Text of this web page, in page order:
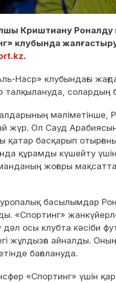
Криштиану Роналду
клубында
.
Наср» клубындағы
талқылануда, солардың
мәліметінше,
жүр. Ол Сауд
қатар басқарып
құрамды күшейту
жоғары
басылымдар
«Спортинг»
дәл осы клубта кәсіби
жұлдызға айналды.
бағалануда.
«Спортинг» үшін